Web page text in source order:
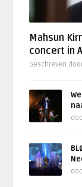
Mahsun
concert in
Geschreven